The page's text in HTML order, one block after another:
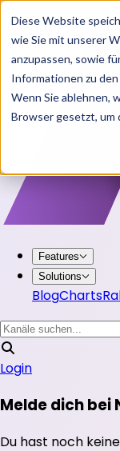
Diese Website
wie Sie mit unserer
anzupassen, sowie
Informationen zu
Wenn Sie ablehnen,
Browser gesetzt, um
Features
Solutions
BlogCharts
Login
Melde dich bei
Du hast noch